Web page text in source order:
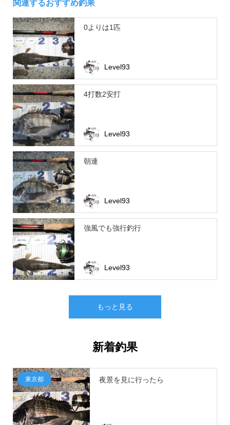
関連するおすすめ釣果
0よりは1匹
Level93
4打数2安打
Level93
朝連
Level93
強風でも強行釣行
Level93
もっと見る
新着釣果
東京都 夜景を見に行ったら